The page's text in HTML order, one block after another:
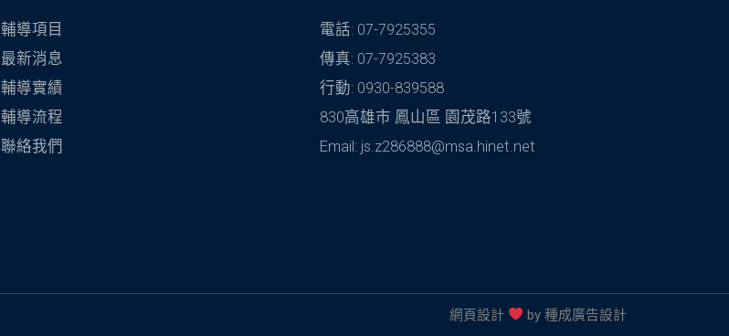
輔導項目
最新消息
輔導實績
輔導流程
聯絡我們
電話: 07-7925355
傳真: 07-7925383
行動: 0930-839588
830高雄市 鳳山區 園茂路133號
Email: js.z286888@msa.hinet.net
網頁設計 by 種成廣告設計